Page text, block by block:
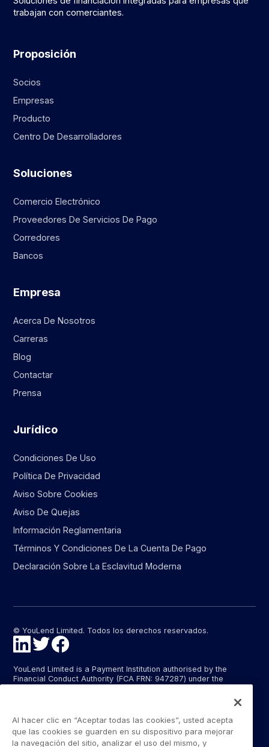
trabajan con comerciantes.
Proposición
Socios
Empresas
Producto
Centro De Desarrolladores
Soluciones
Comercio Electrónico
Proveedores De Servicios De Pago
Corredores
Bancos
Empresa
Acerca De Nosotros
Carreras
Blog
Contactar
Prensa
Jurídico
Condiciones De Uso
Política De Privacidad
Aviso Sobre Cookies
Aviso De Quejas
Información Reglamentaria
Términos Y Condiciones De La Cuenta De Pago
Declaración Sobre La Esclavitud Moderna
© YouLend Limited. Todos los derechos reservados.
YouLend Limited is a Payment Institution authorised by the
Financial Conduct Authority (FCA FRN: 947287) under the
YouLend ApS is a Payment Institution authorised by the Danish
Financial Supervisory Authority (Finanstilsynet) (FTID 22048) for
the provision of payment services, and provides these payment
Al hacer clic en “Aceptar todas las cookies”, usted acepta
que las cookies se guarden en su dispositivo para mejorar
la navegación del sitio, analizar el uso del mismo, y